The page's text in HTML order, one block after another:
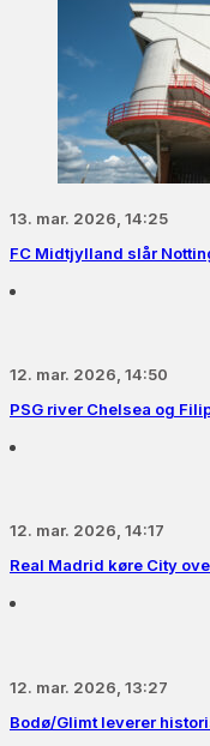
13. mar. 2026, 14:25
FC Midtjylland slår
12. mar. 2026, 14:50
PSG river Chelsea og
12. mar. 2026, 14:17
Real Madrid køre City
12. mar. 2026, 13:27
Bodø/Glimt leverer